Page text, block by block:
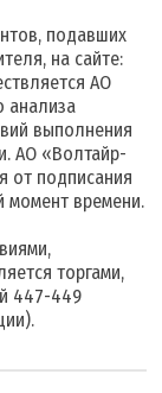
подавших
на сайте:
АО
анализа
выполнения
АО «Волтайр-
от подписания
момент времени.
торгами,
447-449